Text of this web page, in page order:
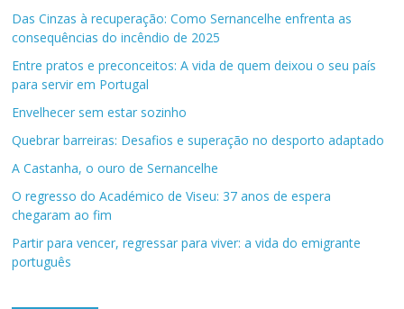
Das Cinzas à recuperação: Como Sernancelhe enfrenta as
consequências do incêndio de 2025
Entre pratos e preconceitos: A vida de quem deixou o seu país
para servir em Portugal
Envelhecer sem estar sozinho
Quebrar barreiras: Desafios e superação no desporto adaptado
A Castanha, o ouro de Sernancelhe
O regresso do Académico de Viseu: 37 anos de espera
chegaram ao fim
Partir para vencer, regressar para viver: a vida do emigrante
português